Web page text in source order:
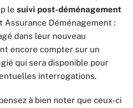
le suivi post-déménagement
Assurance Déménagement :
dans leur nouveau
encore compter sur un
qui sera disponible pour
interrogations.
à bien noter que ceux-ci